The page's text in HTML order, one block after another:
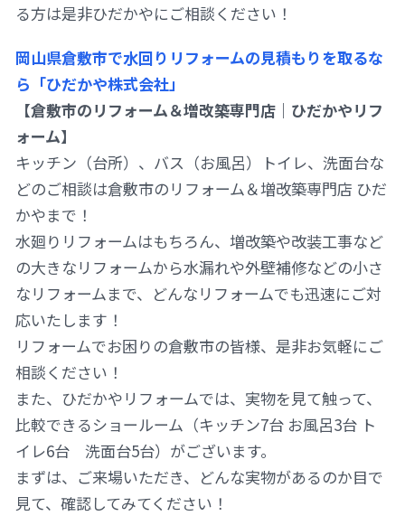
る方は是非ひだかやにご相談ください！
岡山県倉敷市で水回りリフォームの見積もりを取るな
ら「ひだかや株式会社」
【倉敷市のリフォーム＆増改築専門店｜ひだかやリフ
ォーム】
キッチン（台所）、バス（お風呂）トイレ、洗面台な
どのご相談は倉敷市のリフォーム＆増改築専門店 ひだ
かやまで！
水廻りリフォームはもちろん、増改築や改装工事など
の大きなリフォームから水漏れや外壁補修などの小さ
なリフォームまで、どんなリフォームでも迅速にご対
応いたします！
リフォームでお困りの倉敷市の皆様、是非お気軽にご
相談ください！
また、ひだかやリフォームでは、実物を見て触って、
比較できるショールーム（キッチン7台 お風呂3台 ト
イレ6台 洗面台5台）がございます。
まずは、ご来場いただき、どんな実物があるのか目で
見て、確認してみてください！